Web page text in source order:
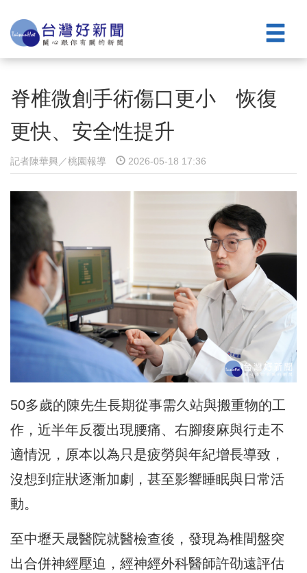
脊椎微創手術傷口更小 恢復
更快、安全性提升
記者陳華興／桃園報導 2026-05-18 17:36
50多歲的陳先生長期從事需久站與搬重物的工
作，近半年反覆出現腰痛、右腳痠麻與行走不
適情況，原本以為只是疲勞與年紀增長導致，
沒想到症狀逐漸加劇，甚至影響睡眠與日常活
動。
至中壢天晟醫院就醫檢查後，發現為椎間盤突
出合併神經壓迫，經神經外科醫師許劭遠評估